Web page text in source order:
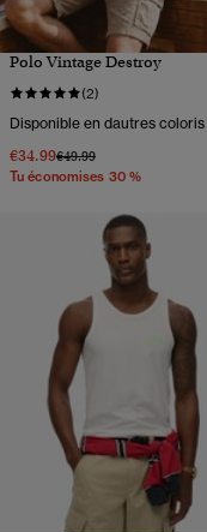
Polo Vintage Destroy
(2)
Disponible en dautres coloris
€34.99Prix réduit de
€49.99à
Tu économises 30 %